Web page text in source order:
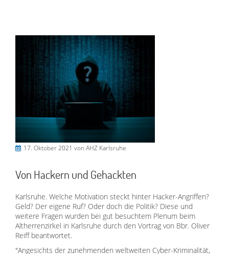
17. Oktober 2021 von AHZ Karlsruhe
Von Hackern und Gehackten
Karlsruhe. Welche Motivation steckt hinter Hacker-Angriffen?
Geld? Der eigene Ruf? Oder doch die Politik? Diese und
weitere Fragen wurden bei gut besuchtem Plenum beim
Altherrenzirkel in Karlsruhe durch den Vortrag von Bbr. Oliver
Reiff beantwortet.
"Angesichts der zunehmenden weltweiten Cyber-Kriminalität,